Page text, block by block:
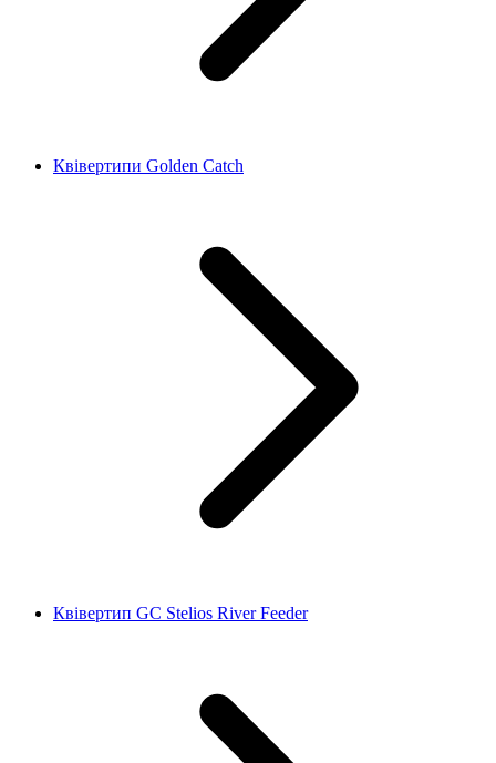
Квівертипи Golden Catch
Квівертип GC Stelios River Feeder